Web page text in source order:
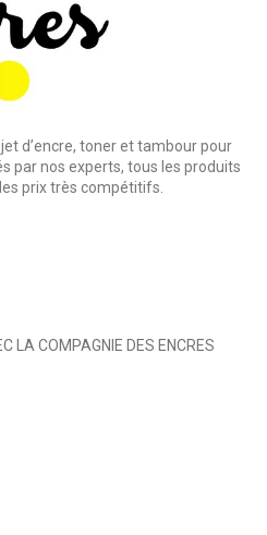
d’encre, toner et tambour pour
par nos experts, tous les produits
prix très compétitifs.
LA COMPAGNIE DES ENCRES